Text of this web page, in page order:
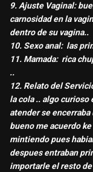
9. Ajuste Vaginal:
carnosidad en la
dentro de su vagina..
10. Sexo anal: las
11. Mamada: rica
..
12. Relato del
la cola .. algo curioso
atender se
bueno me acuerdo
mintiendo pues
despues entraban
importarle el resto